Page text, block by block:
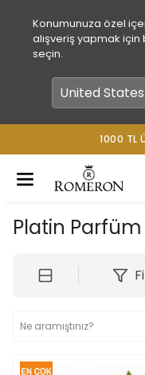
Konumunuza özel
alışveriş yapmak
seçin.
1000 TL
Platin Parfüm